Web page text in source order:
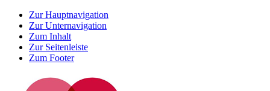
Zur Hauptnavigation
Zur Unternavigation
Zum Inhalt
Zur Seitenleiste
Zum Footer